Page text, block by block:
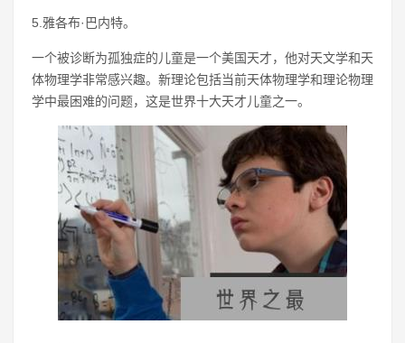
5.雅各布·巴内特。
一个被诊断为孤独症的儿童是一个美国天才，他对天文学和天
体物理学非常感兴趣。新理论包括当前天体物理学和理论物理
学中最困难的问题，这是世界十大天才儿童之一。